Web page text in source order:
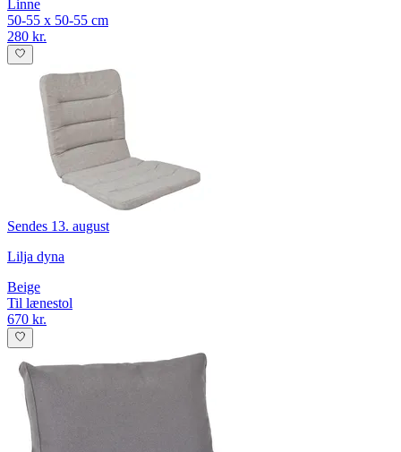
Linne
50-55 x 50-55 cm
280 kr.
Sendes 13. august
Lilja dyna
Beige
Til lænestol
670 kr.